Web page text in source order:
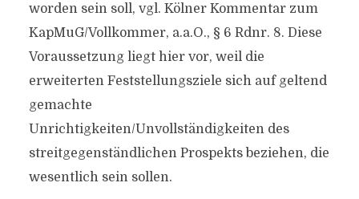
worden sein soll, vgl. Kölner Kommentar zum
KapMuG/Vollkommer, a.a.O., § 6 Rdnr. 8. Diese
Voraussetzung liegt hier vor, weil die
erweiterten Feststellungsziele sich auf geltend
gemachte
Unrichtigkeiten/Unvollständigkeiten des
streitgegenständlichen Prospekts beziehen, die
wesentlich sein sollen.